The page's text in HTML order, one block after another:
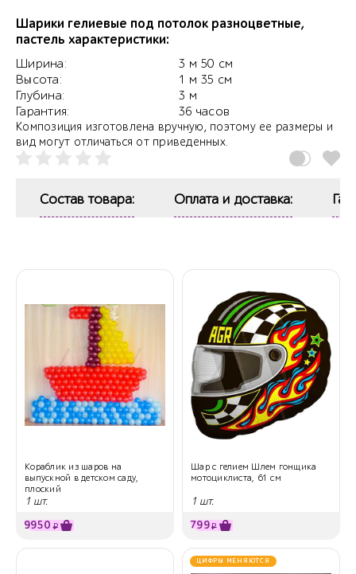
Шарики гелиевые под потолок разноцветные,
пастель характеристики:
Ширина:
Высота:
Глубина:
Гарантия:
3 м 50 см
1 м 35 см
3 м
36 часов
Композиция изготовлена вручную, поэтому ее размеры и
вид могут отличаться от приведенных.
Состав товара: Оплата и доставка:
Кораблик из шаров на
выпускной в детском саду,
плоский
1 шт.
9950 ₽
Шар с гелием Шлем гонщика
мотоциклиста, 61 см
1 шт.
799₽
ЦИФРЫ МЕНЯЮТСЯ